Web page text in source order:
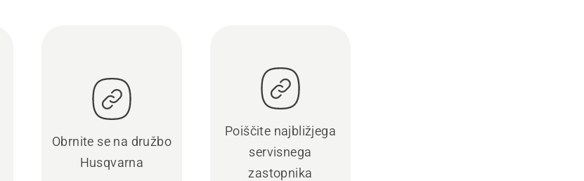
Obrnite se na družbo
Husqvarna
Poiščite najbližjega
servisnega
zastopnika